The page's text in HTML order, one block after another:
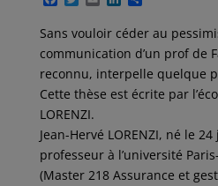
c
e
b
o
o
k
i
t
t
e
r
a
i
l
n
k
e
d
I
n
r
t
a
g
e
r
Sans vouloir céder au
communication d’un prof de
reconnu, interpelle quelque
Cette thèse est écrite par
LORENZI.
Jean-Hervé LORENZI, né le
professeur à l’université
(Master 218 Assurance et